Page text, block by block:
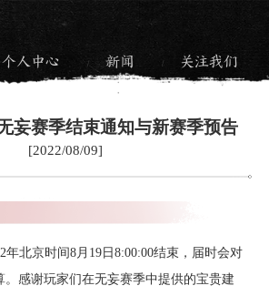
个人中心 / 新闻 / 关注我们
妄赛季结束通知与新赛季预告
[2022/08/09]
年北京时间8月19日8:00:00结束，届时会对
感谢玩家们在无妄赛季中提供的宝贵建